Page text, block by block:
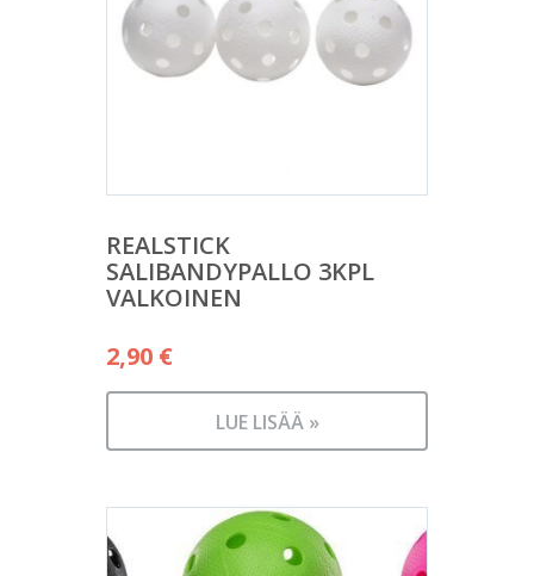
REALSTICK
SALIBANDYPALLO 3KPL
VALKOINEN
2,90 €
LUE LISÄÄ »